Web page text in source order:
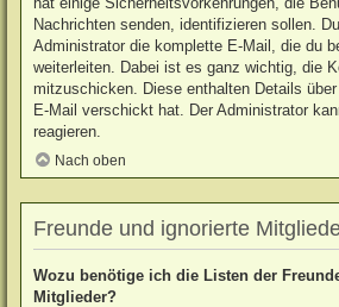
Nachrichten senden, identifizieren sollen.
Administrator die komplette E-Mail, die du
weiterleiten. Dabei ist es ganz wichtig, die
mitzuschicken. Diese enthalten Details
E-Mail verschickt hat. Der Administrator
reagieren.
Nach oben
Freunde und ignorierte
Wozu benötige ich die Listen der
Mitglieder?